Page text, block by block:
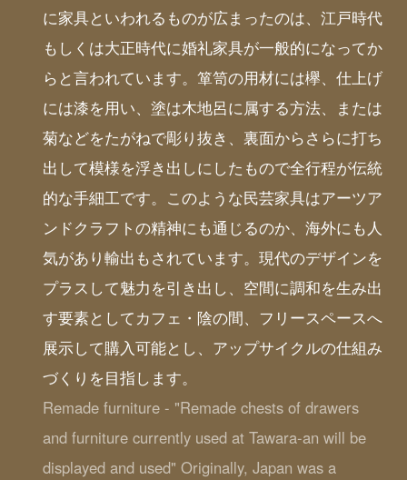
に家具といわれるものが広まったのは、江戸時代
もしくは大正時代に婚礼家具が一般的になってか
らと言われています。箪笥の用材には欅、仕上げ
には漆を用い、塗は木地呂に属する方法、または
菊などをたがねで彫り抜き、裏面からさらに打ち
出して模様を浮き出しにしたもので全行程が伝統
的な手細工です。このような民芸家具はアーツア
ンドクラフトの精神にも通じるのか、海外にも人
気があり輸出もされています。現代のデザインを
プラスして魅力を引き出し、空間に調和を生み出
す要素としてカフェ・陰の間、フリースペースへ
展示して購入可能とし、アップサイクルの仕組み
づくりを目指します。
Remade furniture - "Remade chests of drawers
and furniture currently used at Tawara-an will be
displayed and used" Originally, Japan was a